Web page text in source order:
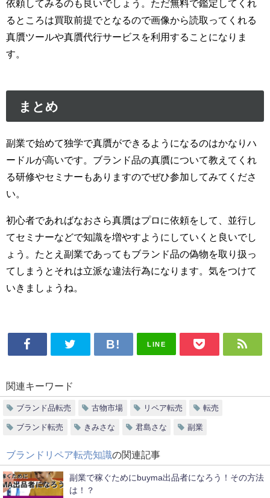
依頼してみるのも良いでしょう。ただ無料で鑑定してくれ
るところは買取前提でとなるので画像から読取ってくれる
真贋ツールや真贋代行サービスを利用することになりま
す。
まとめ
副業で始めて独学で真贋ができるようになるのはかなりハ
ードルが高いです。ブランド品の真贋について教えてくれ
る研修やセミナーもありますのでぜひ参加してみてくださ
い。
初心者であればなおさら真贋はプロに依頼をして、並行し
てセミナーなどで知識を増やすようにしていくと良いでし
ょう。たとえ副業であってもブランド品の偽物を取り扱っ
てしまうとそれは立派な違法行為になります。気をつけて
いきましょうね。
LINE
関連キーワード
ブランド品転売 古物市場 リペア転売 転売
ブランド転売 きみさな 君島さな 副業
ブランドリペア転売知識の関連記事
副業で稼ぐためにbuyma出品者になろう！その方法
は！？